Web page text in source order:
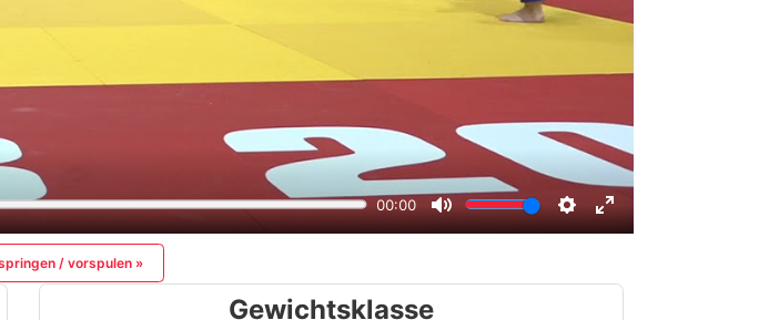
/ vorspulen »
Gewichtsklasse